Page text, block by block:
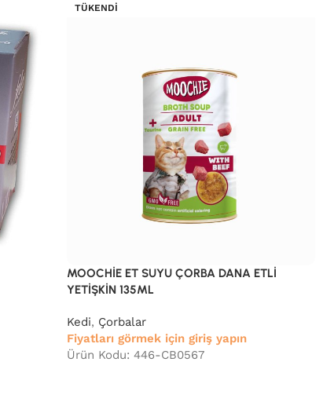
TÜKENDI
MOOCHİE ET SUYU ÇORBA DANA ETLİ
YETİŞKİN 135ML
Kedi, Çorbalar
Fiyatları görmek için giriş yapın
Ürün Kodu: 446-CB0567